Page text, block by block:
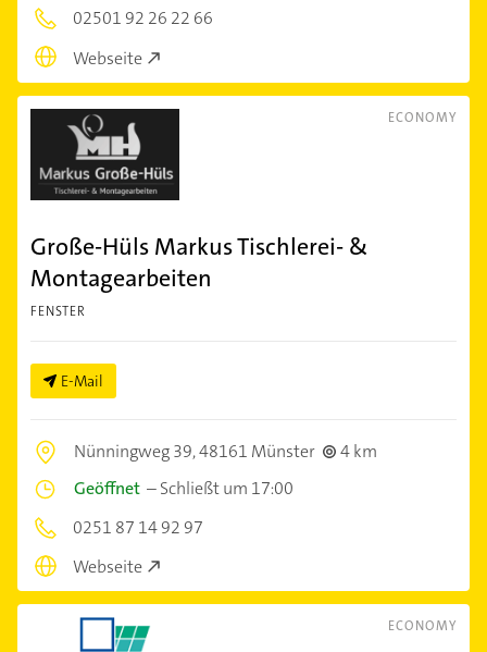
02501 92 26 22 66
Webseite
ECONOMY
Große-Hüls Markus Tischlerei- &
Montagearbeiten
FENSTER
E-Mail
Nünningweg 39,48161 Münster
4 km
Geöffnet –Schließt um 17:00
0251 87 14 92 97
Webseite
ECONOMY